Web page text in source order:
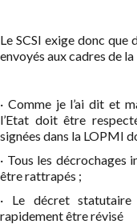
Le SCSI exige donc
envoyés aux cadres de
· Comme je l’ai dit et
l’Etat doit être
signées dans la LOPMI
· Tous les
être rattrapés ;
· Le décret
rapidement être révisé